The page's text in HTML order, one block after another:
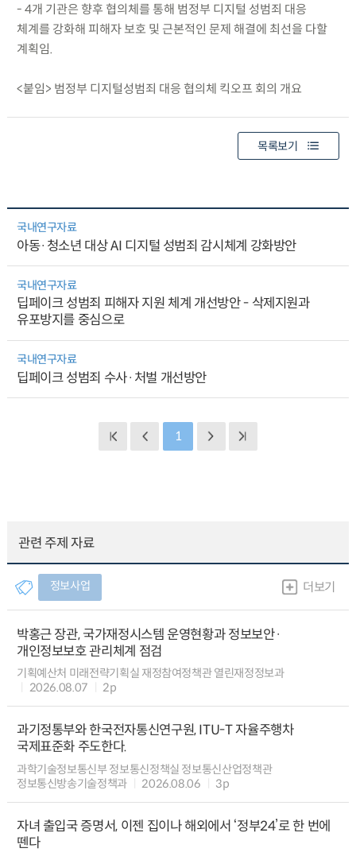
- 4개 기관은 향후 협의체를 통해 범정부 디지털 성범죄 대응
체계를 강화해 피해자 보호 및 근본적인 문제 해결에 최선을 다할
계획임.
<붙임> 범정부 디지털성범죄 대응 협의체 킥오프 회의 개요
목록보기
국내연구자료
아동·청소년 대상 AI 디지털 성범죄 감시체계 강화방안
국내연구자료
딥페이크 성범죄 피해자 지원 체계 개선방안 - 삭제지원과
유포방지를 중심으로
국내연구자료
딥페이크 성범죄 수사·처벌 개선방안
1
관련 주제 자료
정보사업 더보기
박홍근 장관, 국가재정시스템 운영현황과 정보보안·
개인정보보호 관리체계 점검
기획예산처 미래전략기획실 재정참여정책관 열린재정정보과
2026.08.07
2p
과기정통부와 한국전자통신연구원, ITU-T 자율주행차
국제표준화 주도한다.
과학기술정보통신부 정보통신정책실 정보통신산업정책관
정보통신방송기술정책과
2026.08.06 3p
자녀 출입국 증명서, 이젠 집이나 해외에서 ‘정부24’로 한 번에
뗀다